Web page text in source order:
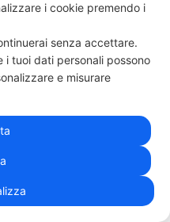
TI ASPETTAVI?
i cookie premendo i
senza accettare.
i tuoi dati personali possono
e misurare